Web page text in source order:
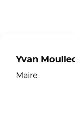
Yvan
Maire